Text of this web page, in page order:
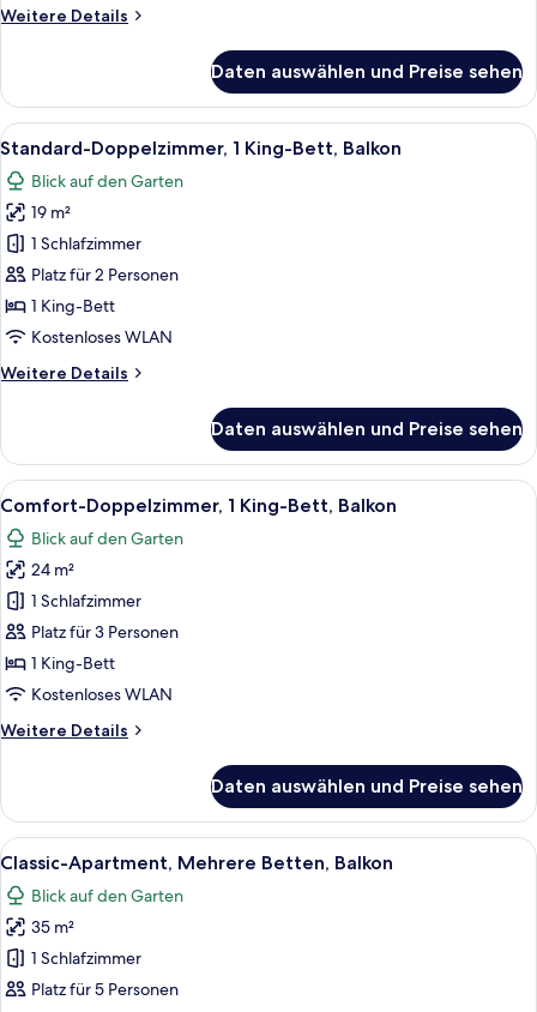
Weitere Details
Weitere
Einzelzimmer,
1 Einzelbett,
Nichtraucher,
Daten auswählen und Preise sehen
Alle
Fotos
für
Standard-
Doppelzimmer,
1 King-
Bett,
Balkon
Ein Hotelzimmer mit einem großen
5
Standard-Doppelzimmer, 1 King-Bett, Balkon
Blick auf den Garten
19 m²
1 Schlafzimmer
Platz für 2 Personen
1 King-Bett
Kostenloses WLAN
Weitere Details
Weitere
Doppelzimmer,
1 King-
Bett,
Daten auswählen und Preise sehen
Alle
Fotos
für
Comfort-
Doppelzimmer,
1 King-
Bett,
Balkon
Ein Hotelzimmer mit einem großen
5
Comfort-Doppelzimmer, 1 King-Bett, Balkon
Blick auf den Garten
24 m²
1 Schlafzimmer
Platz für 3 Personen
1 King-Bett
Kostenloses WLAN
Weitere Details
Weitere
Doppelzimmer,
1 King-
Bett,
Daten auswählen und Preise sehen
Alle
Fotos
für
Classic-
Apartment,
Mehrere
Ein Zimmer mit Holzbalkendecke,
5
Classic-Apartment, Mehrere Betten, Balkon
Blick auf den Garten
35 m²
1 Schlafzimmer
Platz für 5 Personen